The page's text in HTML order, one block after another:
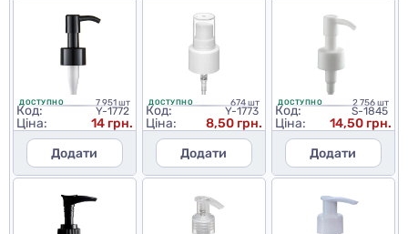
ДОСТУПНО 7 951 шт
Код: Y-1772
Ціна:
14 грн.
Додати
ДОСТУПНО 674 шт
Код: Y-1773
Ціна:
8,50 грн.
Додати
ДОСТУПНО 2 756 шт
Код: S-1845
Ціна:
14,50 грн.
Додати